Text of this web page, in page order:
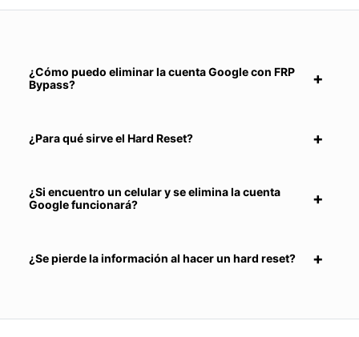
¿Cómo puedo eliminar la cuenta Google con FRP
Bypass?
¿Para qué sirve el Hard Reset?
¿Si encuentro un celular y se elimina la cuenta
Google funcionará?
¿Se pierde la información al hacer un hard reset?